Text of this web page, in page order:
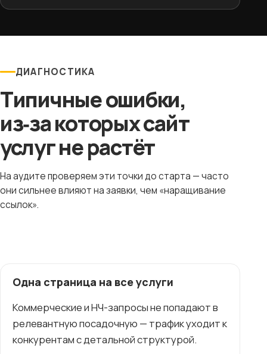
ДИАГНОСТИКА
Типичные ошибки,
из‑за которых сайт
услуг не растёт
На аудите проверяем эти точки до старта — часто
они сильнее влияют на заявки, чем «наращивание
ссылок».
Одна страница на все услуги
Коммерческие и НЧ-запросы не попадают в
релевантную посадочную — трафик уходит к
конкурентам с детальной структурой.